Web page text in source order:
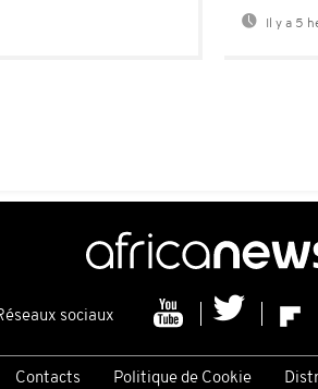
Il y a 5
sociaux
Contacts Politique de Cookie